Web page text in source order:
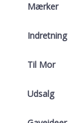
Mærker
Indretning
Til Mor
Udsalg